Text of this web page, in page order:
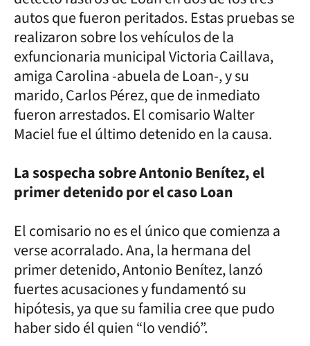
autos que fueron peritados. Estas pruebas se
realizaron sobre los vehículos de la
exfuncionaria municipal Victoria Caillava,
amiga Carolina -abuela de Loan-, y su
marido, Carlos Pérez, que de inmediato
fueron arrestados. El comisario Walter
Maciel fue el último detenido en la causa.
La sospecha sobre Antonio Benítez, el
primer detenido por el caso Loan
El comisario no es el único que comienza a
verse acorralado. Ana, la hermana del
primer detenido, Antonio Benítez, lanzó
fuertes acusaciones y fundamentó su
hipótesis, ya que su familia cree que pudo
haber sido él quien “lo vendió”.